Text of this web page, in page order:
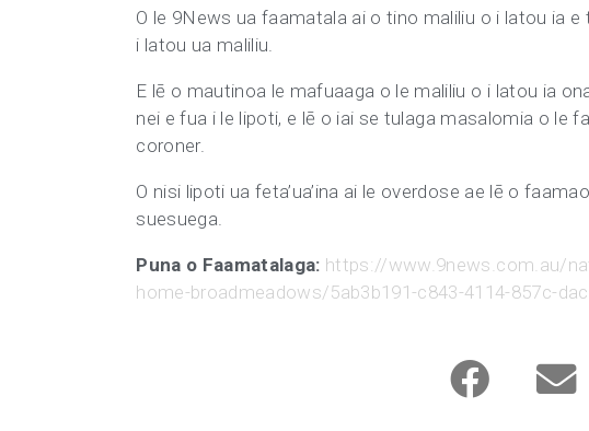
O le 9News ua faamatala ai o tino maliliu o i latou ia
i latou ua maliliu.
E lē o mautinoa le mafuaaga o le maliliu o i latou ia
nei e fua i le lipoti, e lē o iai se tulaga masalomia o le
coroner.
O nisi lipoti ua feta’ua’ina ai le overdose ae lē o
suesuega.
Puna o Faamatalaga: https://www.9news.com.au/
home-broadmeadows/5ab3b191-c843-4114-857c-